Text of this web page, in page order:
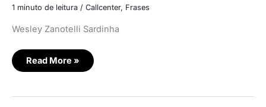
1 minuto de leitura / Callcenter, Frases
Wesley Zanotelli Sardinha
seguinte,
comemorar,
sua
é
um
sucesso.”
Read More »